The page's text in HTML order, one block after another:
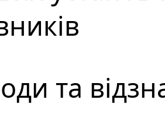
та